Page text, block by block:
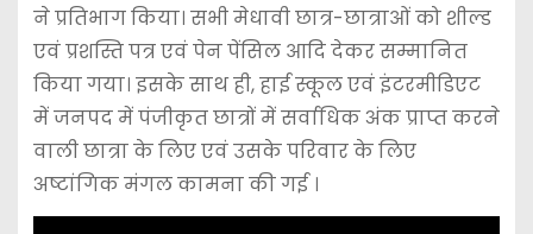
ने प्रतिभाग किया। सभी मेधावी छात्र-छात्राओं को शील्ड
एवं प्रशस्ति पत्र एवं पेन पेंसिल आदि देकर सम्मानित
किया गया। इसके साथ ही, हाई स्कूल एवं इंटरमीडिएट
में जनपद में पंजीकृत छात्रों में सर्वाधिक अंक प्राप्त करने
वाली छात्रा के लिए एवं उसके परिवार के लिए
अष्टांगिक मंगल कामना की गई ।